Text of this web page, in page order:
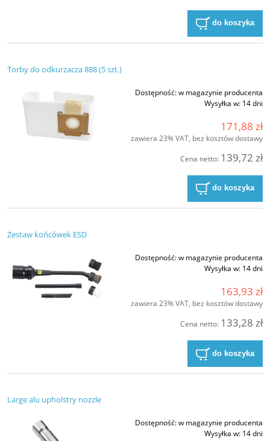
do koszyka
Torby do odkurzacza 888 (5 szt.)
Dostępność:w magazynie producenta
Wysyłka w: 14 dni
171,88 zł
zawiera 23% VAT, bez kosztów dostawy
Cena netto: 139,72 zł
do koszyka
Zestaw końcówek ESD
Dostępność:w magazynie producenta
Wysyłka w: 14 dni
163,93 zł
zawiera 23% VAT, bez kosztów dostawy
Cena netto: 133,28 zł
do koszyka
Large alu upholstry nozzle
Dostępność:w magazynie producenta
Wysyłka w: 14 dni